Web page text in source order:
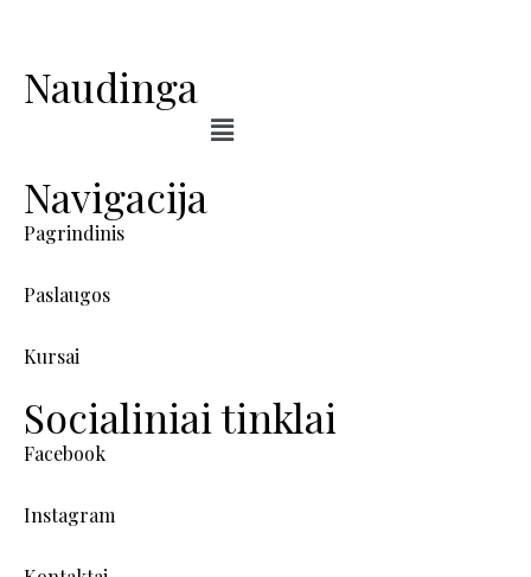
Naudinga
Navigacija
Pagrindinis
Paslaugos
Kursai
Socialiniai tinklai
Facebook
Instagram